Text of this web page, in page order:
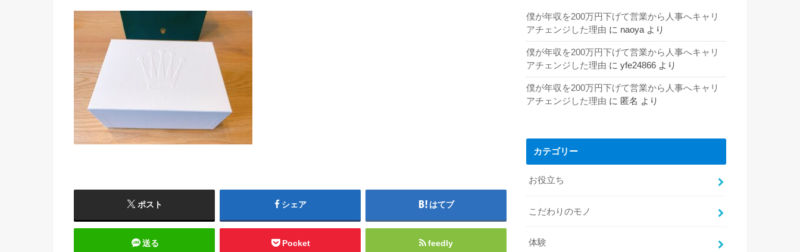
ポスト シェア はてブ
送る Pocket feedly
僕が年収を200万円下げて営業から人事へキャリ
アチェンジした理由 に naoyaより
僕が年収を200万円下げて営業から人事へキャリ
アチェンジした理由 に yfe24866 より
僕が年収を200万円下げて営業から人事へキャリ
アチェンジした理由 に 匿名 より
カテゴリー
お役立ち
こだわりのモノ
体験